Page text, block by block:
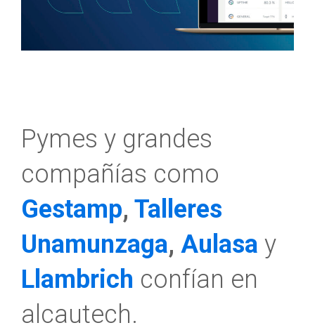
Pymes y grandes
compañías como
Gestamp, Talleres
Unamunzaga, Aulasa y
Llambrich confían en
alcautech.